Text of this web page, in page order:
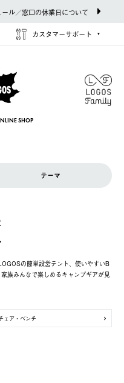
ル／窓口の休業日について
カスタマーサポート
SHOP
テーマ
の簡単設営テント、使いやすいB
族みんなで楽しめるキャンプギアが見
ェア・ベンチ